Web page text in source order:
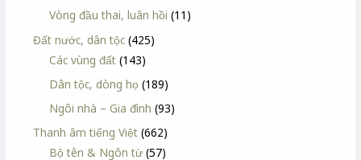
Vòng đầu thai, luân hồi (11)
Đất nước, dân tộc (425)
Các vùng đất (143)
Dân tộc, dòng họ (189)
Ngôi nhà – Gia đình (93)
Thanh âm tiếng Việt (662)
Bộ tên & Ngôn từ (57)